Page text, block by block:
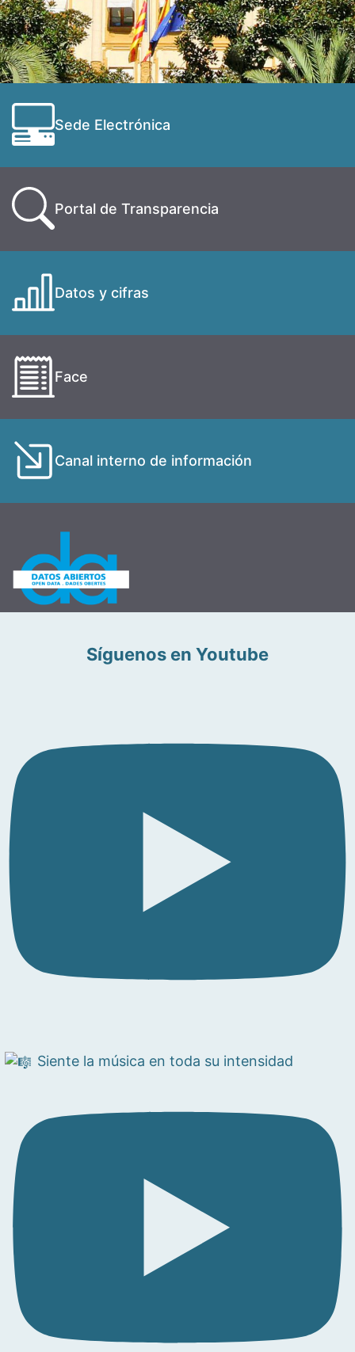
Sede Electrónica
Portal de Transparencia
Datos y cifras
Face
Canal interno de información
Síguenos en Youtube
Siente la música en toda su intensidad